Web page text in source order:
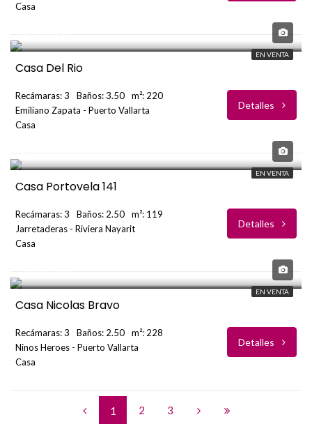
Casa
EN VENTA
Casa Del Rio
Recámaras: 3 Baños: 3.50
m²: 220
Emiliano Zapata - Puerto Vallarta
Casa
Detalles
EN VENTA
Casa Portovela 141
Recámaras: 3 Baños: 2.50
m²: 119
Jarretaderas - Riviera Nayarit
Casa
Detalles
EN VENTA
Casa Nicolas Bravo
Recámaras: 3 Baños: 2.50
m²: 228
Ninos Heroes - Puerto Vallarta
Casa
Detalles
1 2 3